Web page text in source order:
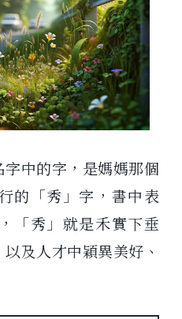
中的字，是媽媽那個
的「秀」字，書中表
「秀」就是禾實下垂
及人才中穎異美好、